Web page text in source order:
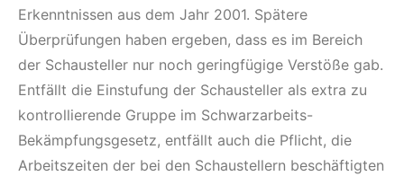
Erkenntnissen aus dem Jahr 2001. Spätere
Überprüfungen haben ergeben, dass es im Bereich
der Schausteller nur noch geringfügige Verstöße gab.
Entfällt die Einstufung der Schausteller als extra zu
kontrollierende Gruppe im Schwarzarbeits-
Bekämpfungsgesetz, entfällt auch die Pflicht, die
Arbeitszeiten der bei den Schaustellern beschäftigten